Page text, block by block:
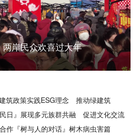
岸民众欢喜过大年
筑政策实践ESG理念 推动绿建筑
日』展现多元族群共融 促进文化交流
作『树与人的对话』树木病虫害篇